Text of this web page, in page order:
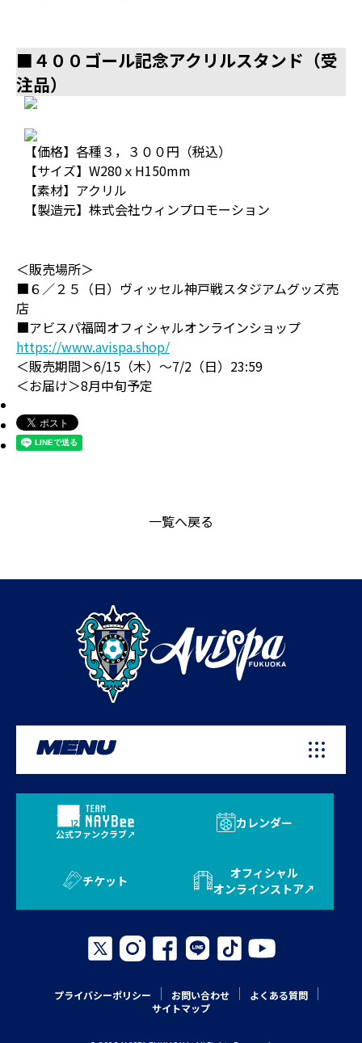
■４００ゴール記念アクリルスタンド（受
注品）
【価格】各種３，３００円（税込）
【サイズ】W280ｘH150mm
【素材】アクリル
【製造元】株式会社ウィンプロモーション
＜販売場所＞
■６／２５（日）ヴィッセル神戸戦スタジアムグッズ売
店
■アビスパ福岡オフィシャルオンラインショップ
https://www.avispa.shop/
＜販売期間＞6/15（木）～7/2（日）23:59
＜お届け＞8月中旬予定
一覧へ戻る
MENU
公式ファンクラブ
カレンダー
チケット
オフィシャル
オンラインストア
プライバシーポリシー お問い合わせ
よくある質問
サイトマップ